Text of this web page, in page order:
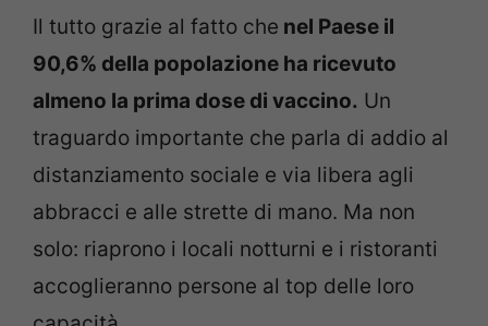
Il tutto grazie al fatto che nel Paese il
90,6% della popolazione ha ricevuto
almeno la prima dose di vaccino. Un
traguardo importante che parla di addio al
distanziamento sociale e via libera agli
abbracci e alle strette di mano. Ma non
solo: riaprono i locali notturni e i ristoranti
accoglieranno persone al top delle loro